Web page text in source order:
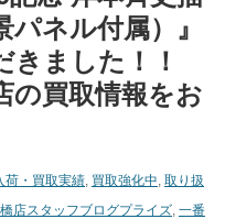
ネル付属）』
きました！！
の買取情報をお
荷・買取実績, 買取強化中, 取り扱
店スタッフブログプライズ, 一番